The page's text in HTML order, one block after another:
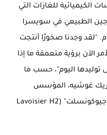
الكيميائية للغازات التي
الطبيعي في سويسرا
"لقد وجدنا صخورًا أنتجت
الآن برؤية متعمقة ما إذا
توليدها اليوم"، حسب ما
إريك غوشيه، المؤسس
المشارك لشركة "لافوازيي آش 2 جيوكونسلت" (Lavoisier H2